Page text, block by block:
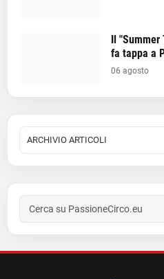
Il "Summer
fa tappa a
06 agosto